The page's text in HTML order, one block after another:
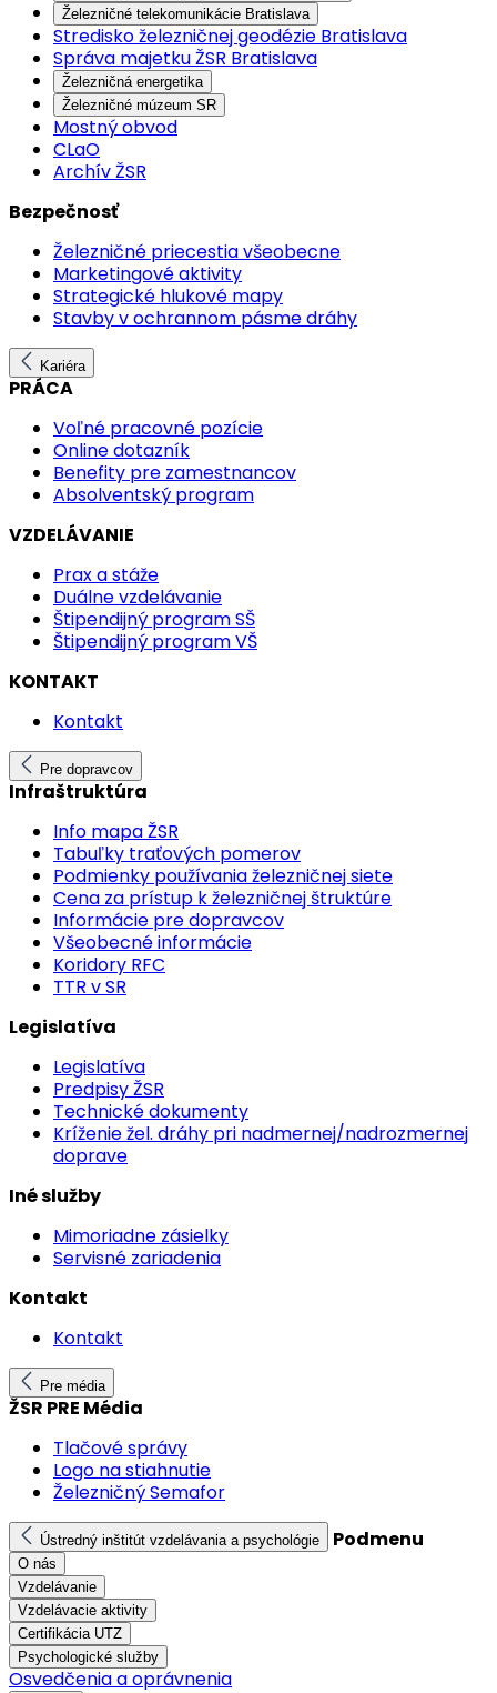
Železničné telekomunikácie Bratislava
Stredisko železničnej geodézie Bratislava
Správa majetku ŽSR Bratislava
Železničná energetika
Železničné múzeum SR
Mostný obvod
CLaO
Archív ŽSR
Bezpečnosť
Železničné priecestia všeobecne
Marketingové aktivity
Strategické hlukové mapy
Stavby v ochrannom pásme dráhy
Kariéra
PRÁCA
Voľné pracovné pozície
Online dotazník
Benefity pre zamestnancov
Absolventský program
VZDELÁVANIE
Prax a stáže
Duálne vzdelávanie
Štipendijný program SŠ
Štipendijný program VŠ
KONTAKT
Kontakt
Pre dopravcov
Infraštruktúra
Info mapa ŽSR
Tabuľky traťových pomerov
Podmienky používania železničnej siete
Cena za prístup k železničnej štruktúre
Informácie pre dopravcov
Všeobecné informácie
Koridory RFC
TTR v SR
Legislatíva
Legislatíva
Predpisy ŽSR
Technické dokumenty
Kríženie žel. dráhy pri nadmernej/nadrozmernej
doprave
Iné služby
Mimoriadne zásielky
Servisné zariadenia
Kontakt
Kontakt
Pre média
ŽSR PRE Média
Tlačové správy
Logo na stiahnutie
Železničný Semafor
Ústredný inštitút vzdelávania a psychológie Podmenu
O nás
Vzdelávanie
Vzdelávacie aktivity
Certifikácia UTZ
Psychologické služby
Osvedčenia a oprávnenia